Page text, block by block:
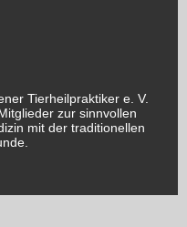
Tierheilpraktiker e. V.
zur sinnvollen
mit der traditionellen